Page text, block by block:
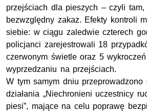
przejściach dla pieszych – czyli
bezwzględny zakaz. Efekty kontroli
siebie: w ciągu zaledwie czterech
policjanci zarejestrowali 18
czerwonym świetle oraz 5
wyprzedzaniu na przejściach.
W tym samym dniu przeprowadzono
działania „Niechronieni uczestnicy
piesi”, mające na celu poprawę